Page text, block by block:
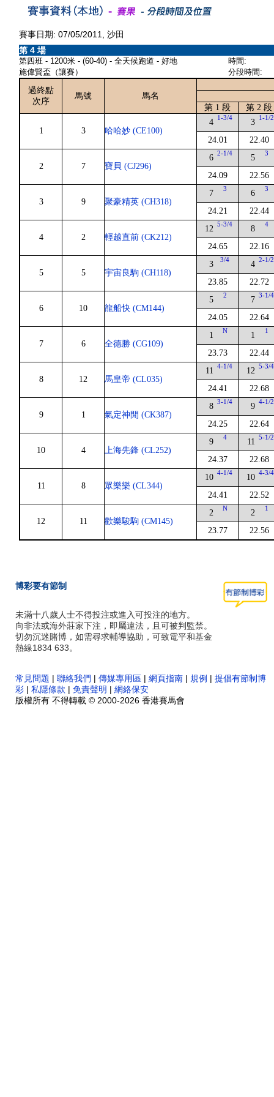
賽事日期: 07/05/2011, 沙田
第 4 場
第四班 - 1200米 - (60-40) - 全天候跑道 - 好地
施偉賢盃（讓賽）
時間:
分段時間:
過終點
次序
馬號
馬名
第 1 段
第 2 段
1 3 哈哈妙 (CE100)
4 1-3/4
24.01
3 1-1/2
22.40
2 7 寶貝 (CJ296)
6 2-1/4
24.09
5 3
22.56
3 9 聚豪精英 (CH318)
7 3
24.21
6 3
22.44
4 2 輕越直前 (CK212)
12 5-3/4
24.65
8 4
22.16
5 5 宇宙良駒 (CH118)
3 3/4
23.85
4 2-1/2
22.72
6 10 龍船快 (CM144)
5 2
24.05
7 3-1/4
22.64
7 6 全德勝 (CG109)
1 N
23.73
1 1
22.44
8 12 馬皇帝 (CL035)
11 4-1/4
24.41
12 5-3/4
22.68
9 1 氣定神閒 (CK387)
8 3-1/4
24.25
9 4-1/2
22.64
10 4 上海先鋒 (CL252)
9 4
24.37
11 5-1/2
22.68
11 8 眾樂樂 (CL344)
10 4-1/4
24.41
10 4-3/4
22.52
12 11 歡樂駿駒 (CM145)
2 N
23.77
2 1
22.56
博彩要有節制
未滿十八歲人士不得投注或進入可投注的地方。
向非法或海外莊家下注，即屬違法，且可被判監禁。
切勿沉迷賭博，如需尋求輔導協助，可致電平和基金
熱線1834 633。
常見問題 | 聯絡我們 | 傳媒專用區 | 網頁指南 | 規例 | 提倡有節制博
彩 | 私隱條款 | 免責聲明 | 網絡保安
版權所有 不得轉載 © 2000-2026 香港賽馬會